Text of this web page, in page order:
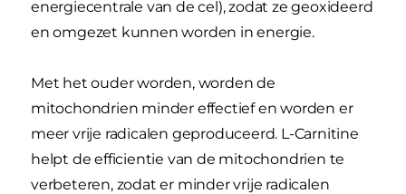
energiecentrale van de cel), zodat ze geoxideerd
en omgezet kunnen worden in energie.
Met het ouder worden, worden de
mitochondrien minder effectief en worden er
meer vrije radicalen geproduceerd. L-Carnitine
helpt de efficientie van de mitochondrien te
verbeteren, zodat er minder vrije radicalen